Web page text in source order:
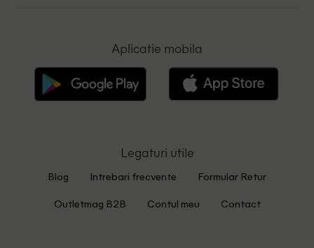
Aplicatie mobila
Legaturi utile
Blog Intrebari frecvente Formular Retur
Outletmag B2B Contul meu Contact